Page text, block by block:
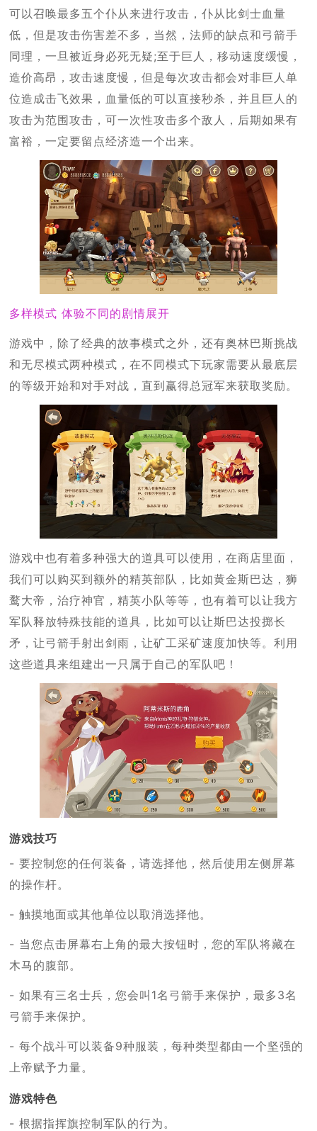
可以召唤最多五个仆从来进行攻击，仆从比剑士血量
低，但是攻击伤害差不多，当然，法师的缺点和弓箭手
同理，一旦被近身必死无疑;至于巨人，移动速度缓慢，
造价高昂，攻击速度慢，但是每次攻击都会对非巨人单
位造成击飞效果，血量低的可以直接秒杀，并且巨人的
攻击为范围攻击，可一次性攻击多个敌人，后期如果有
富裕，一定要留点经济造一个出来。
多样模式 体验不同的剧情展开
游戏中，除了经典的故事模式之外，还有奥林巴斯挑战
和无尽模式两种模式，在不同模式下玩家需要从最底层
的等级开始和对手对战，直到赢得总冠军来获取奖励。
游戏中也有着多种强大的道具可以使用，在商店里面，
我们可以购买到额外的精英部队，比如黄金斯巴达，狮
鹜大帝，治疗神官，精英小队等等，也有着可以让我方
军队释放特殊技能的道具，比如可以让斯巴达投掷长
矛，让弓箭手射出剑雨，让矿工采矿速度加快等。利用
这些道具来组建出一只属于自己的军队吧！
游戏技巧
- 要控制您的任何装备，请选择他，然后使用左侧屏幕
的操作杆。
- 触摸地面或其他单位以取消选择他。
- 当您点击屏幕右上角的最大按钮时，您的军队将藏在
木马的腹部。
- 如果有三名士兵，您会叫1名弓箭手来保护，最多3名
弓箭手来保护。
- 每个战斗可以装备9种服装，每种类型都由一个坚强的
上帝赋予力量。
游戏特色
- 根据指挥旗控制军队的行为。